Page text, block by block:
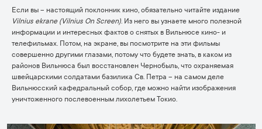
Если вы – настоящий поклонник кино, обязательно читайте издание
Vilnius ekrane (Vilnius On Screen). Из него вы узнаете много полезной
информации и интересных фактов о снятых в Вильнюсе кино- и
телефильмах. Потом, на экране, вы посмотрите на эти фильмы
совершенно другими глазами, потому что будете знать, в каком из
районов Вильнюса был восстановлен Чернобыль, что охраняемая
швейцарскими солдатами базилика Св. Петра – на самом деле
Вильнюсский кафедральный собор, где можно найти изображения
уничтоженного послевоенным лихолетьем Токио.